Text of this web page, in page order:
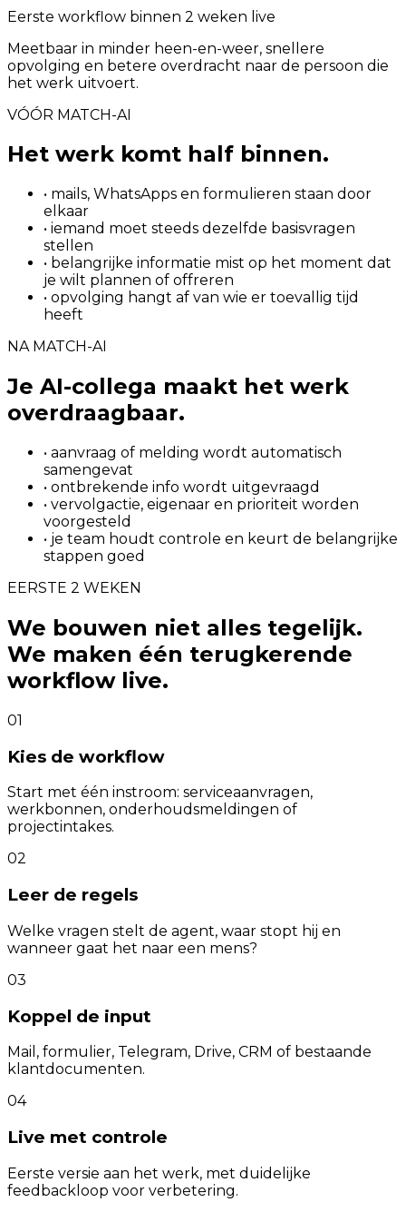
Eerste workflow binnen 2 weken live
Meetbaar in minder heen-en-weer, snellere
opvolging en betere overdracht naar de persoon die
het werk uitvoert.
VÓÓR MATCH-AI
Het werk komt half binnen.
• mails, WhatsApps en formulieren staan door
elkaar
• iemand moet steeds dezelfde basisvragen
stellen
• belangrijke informatie mist op het moment dat
je wilt plannen of offreren
• opvolging hangt af van wie er toevallig tijd
heeft
NA MATCH-AI
Je AI-collega maakt het werk
overdraagbaar.
• aanvraag of melding wordt automatisch
samengevat
• ontbrekende info wordt uitgevraagd
• vervolgactie, eigenaar en prioriteit worden
voorgesteld
• je team houdt controle en keurt de belangrijke
stappen goed
EERSTE 2 WEKEN
We bouwen niet alles tegelijk.
We maken één terugkerende
workflow live.
01
Kies de workflow
Start met één instroom: serviceaanvragen,
werkbonnen, onderhoudsmeldingen of
projectintakes.
02
Leer de regels
Welke vragen stelt de agent, waar stopt hij en
wanneer gaat het naar een mens?
03
Koppel de input
Mail, formulier, Telegram, Drive, CRM of bestaande
klantdocumenten.
04
Live met controle
Eerste versie aan het werk, met duidelijke
feedbackloop voor verbetering.